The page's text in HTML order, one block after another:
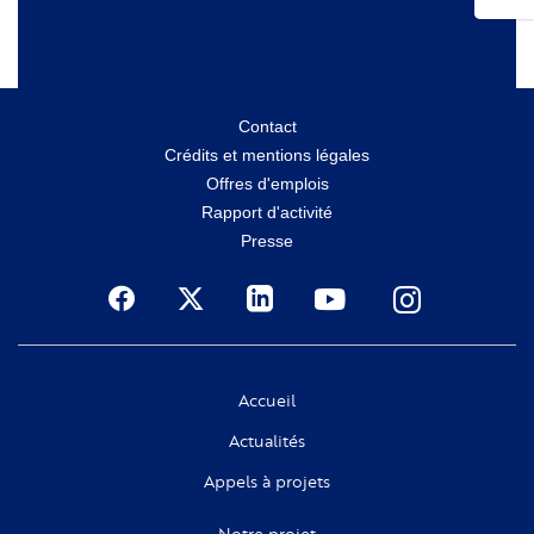
Contact
Crédits et mentions légales
Offres d'emplois
Rapport d'activité
Presse
Social
Accueil
Actualités
Appels à projets